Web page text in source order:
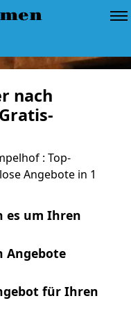
nach
: Top-
Angebote in 1
es um Ihren
Angebote
für Ihren